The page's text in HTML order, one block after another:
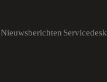
Nieuwsberichten Servicedesk